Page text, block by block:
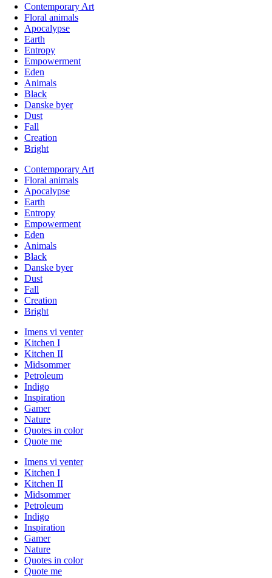
Contemporary Art
Floral animals
Apocalypse
Earth
Entropy
Empowerment
Eden
Animals
Black
Danske byer
Dust
Fall
Creation
Bright
Contemporary Art
Floral animals
Apocalypse
Earth
Entropy
Empowerment
Eden
Animals
Black
Danske byer
Dust
Fall
Creation
Bright
Imens vi venter
Kitchen I
Kitchen II
Midsommer
Petroleum
Indigo
Inspiration
Gamer
Nature
Quotes in color
Quote me
Imens vi venter
Kitchen I
Kitchen II
Midsommer
Petroleum
Indigo
Inspiration
Gamer
Nature
Quotes in color
Quote me